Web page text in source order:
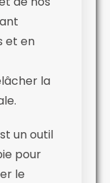
et en
la
un outil
pour
le